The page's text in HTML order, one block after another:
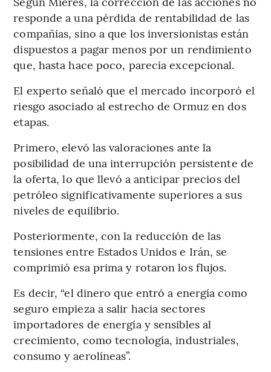
responde a una pérdida de rentabilidad de las
compañías, sino a que los inversionistas están
dispuestos a pagar menos por un rendimiento
que, hasta hace poco, parecía excepcional.
El experto señaló que el mercado incorporó el
riesgo asociado al estrecho de Ormuz en dos
etapas.
Primero, elevó las valoraciones ante la
posibilidad de una interrupción persistente de
la oferta, lo que llevó a anticipar precios del
petróleo significativamente superiores a sus
niveles de equilibrio.
Posteriormente, con la reducción de las
tensiones entre Estados Unidos e Irán, se
comprimió esa prima y rotaron los flujos.
Es decir, “el dinero que entró a energía como
seguro empieza a salir hacia sectores
importadores de energía y sensibles al
crecimiento, como tecnología, industriales,
consumo y aerolíneas”.